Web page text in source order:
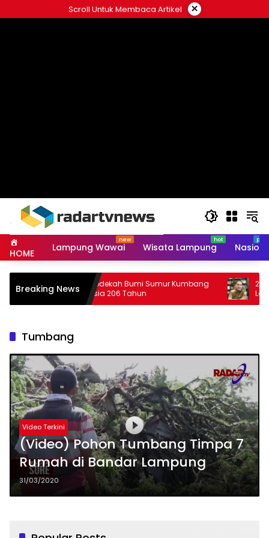
to
Scroll Untuk Membaca Artikel ×
HOME Lampung Wawai Wisata Lampung
Breaking News
Tradisi Sedekah Bumi Sumur Kumbang
Masuk Usia 206 Tahun
29 Peserta PJJ
Lampung
Tumbang
Video Terkini
(Video) Pohon Tumbang Timpa 7
Rumah di Bandar Lampung
31/03/2020